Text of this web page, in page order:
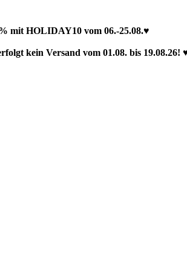
mit HOLIDAY10 vom 06.-25.08.♥
kein Versand vom 01.08. bis 19.08.26!